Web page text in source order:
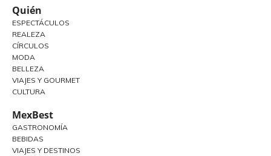
Quién
ESPECTÁCULOS
REALEZA
CÍRCULOS
MODA
BELLEZA
VIAJES Y GOURMET
CULTURA
MexBest
GASTRONOMÍA
BEBIDAS
VIAJES Y DESTINOS